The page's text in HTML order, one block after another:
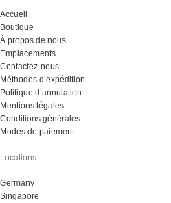
Accueil
Boutique
À propos de nous
Emplacements
Contactez-nous
Méthodes d’expédition
Politique d’annulation
Mentions légales
Conditions générales
Modes de paiement
Locations
Germany
Singapore